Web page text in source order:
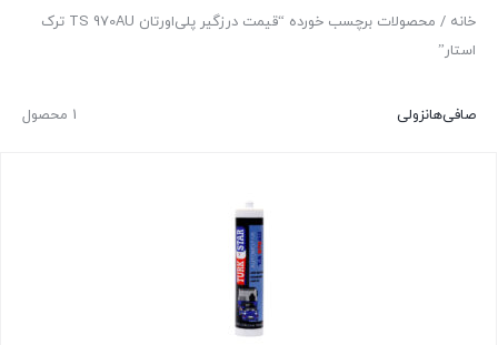
خانه
/ محصولات برچسب خورده “قیمت درزگیر پلی‌اورتان TS 970AU ترک
استار”
1 محصول صافی‌هانزولی